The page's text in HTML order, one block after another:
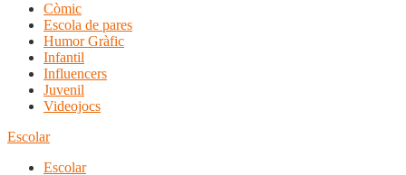
Còmic
Escola de pares
Humor Gràfic
Infantil
Influencers
Juvenil
Videojocs
Escolar
Escolar